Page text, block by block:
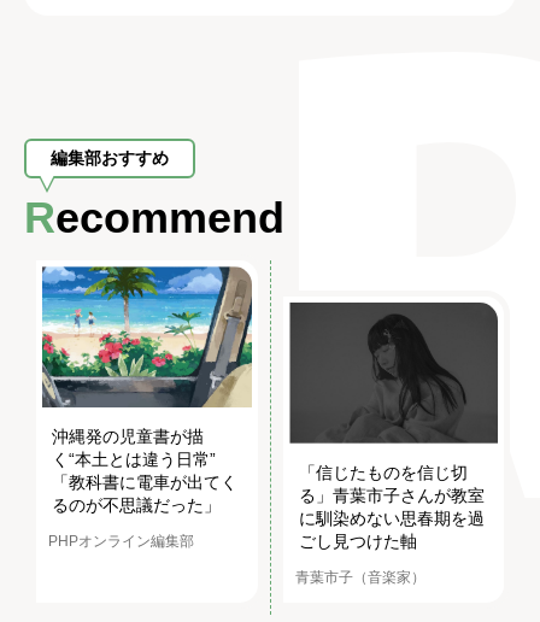
編集部おすすめ
Recommend
沖縄発の児童書が描
く“本土とは違う日常”
「教科書に電車が出てく
るのが不思議だった」
PHPオンライン編集部
「信じたものを信じ切
る」青葉市子さんが教室
に馴染めない思春期を過
ごし見つけた軸
青葉市子（音楽家）